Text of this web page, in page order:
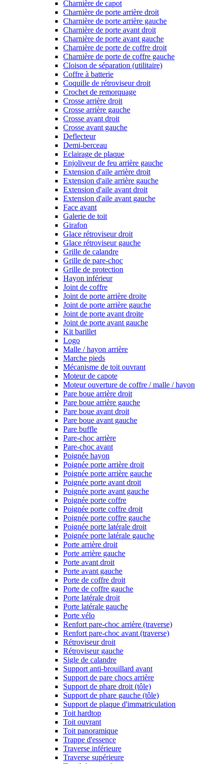
Charnière de capot
Charnière de porte arrière droit
Charnière de porte arrière gauche
Charnière de porte avant droit
Charnière de porte avant gauche
Charnière de porte de coffre droit
Charnière de porte de coffre gauche
Cloison de séparation (utilitaire)
Coffre à batterie
Coquille de rétroviseur droit
Crochet de remorquage
Crosse arrière droit
Crosse arrière gauche
Crosse avant droit
Crosse avant gauche
Deflecteur
Demi-berceau
Eclairage de plaque
Enjoliveur de feu arrière gauche
Extension d'aile arrière droit
Extension d'aile arrière gauche
Extension d'aile avant droit
Extension d'aile avant gauche
Face avant
Galerie de toit
Girafon
Glace rétroviseur droit
Glace rétroviseur gauche
Grille de calandre
Grille de pare-choc
Grille de protection
Hayon inférieur
Joint de coffre
Joint de porte arrière droite
Joint de porte arrière gauche
Joint de porte avant droite
Joint de porte avant gauche
Kit barillet
Logo
Malle / hayon arrière
Marche pieds
Mécanisme de toit ouvrant
Moteur de capote
Moteur ouverture de coffre / malle / hayon
Pare boue arrière droit
Pare boue arrière gauche
Pare boue avant droit
Pare boue avant gauche
Pare buffle
Pare-choc arrière
Pare-choc avant
Poignée hayon
Poignée porte arrière droit
Poignée porte arrière gauche
Poignée porte avant droit
Poignée porte avant gauche
Poignée porte coffre
Poignée porte coffre droit
Poignée porte coffre gauche
Poignée porte latérale droit
Poignée porte latérale gauche
Porte arrière droit
Porte arrière gauche
Porte avant droit
Porte avant gauche
Porte de coffre droit
Porte de coffre gauche
Porte latérale droit
Porte latérale gauche
Porte vélo
Renfort pare-choc arrière (traverse)
Renfort pare-choc avant (traverse)
Rétroviseur droit
Rétroviseur gauche
Sigle de calandre
Support anti-brouillard avant
Support de pare chocs arrière
Support de phare droit (tôle)
Support de phare gauche (tôle)
Support de plaque d'immatriculation
Toit hardtop
Toit ouvrant
Toit panoramique
Trappe d'essence
Traverse inférieure
Traverse supérieure